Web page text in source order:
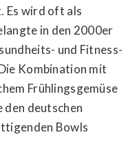
Es wird oft als
in den 2000er
und Fitness-
Kombination mit
Frühlingsgemüse
deutschen
Bowls